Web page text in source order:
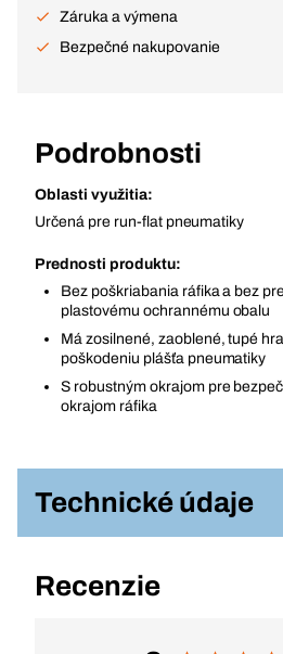
Záruka a výmena
Bezpečné nakupovanie
Podrobnosti
Oblasti využitia:
Určená pre run-flat pneumatiky
Prednosti produktu:
Bez poškriabania ráfika a bez
plastovému ochrannému obalu
Má zosilnené, zaoblené, tupé
poškodeniu plášťa pneumatiky
S robustným okrajom pre
okrajom ráfika
Technické údaje
Recenzie